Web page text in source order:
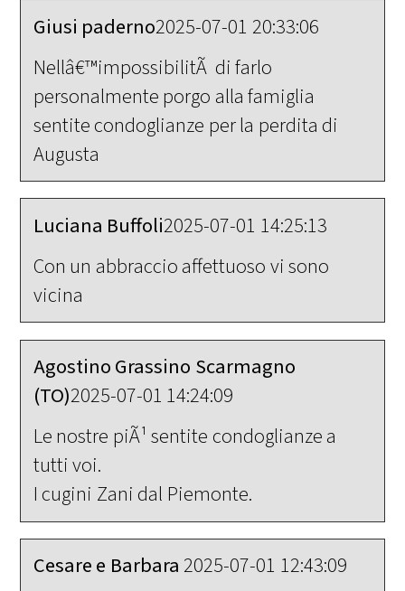
Giusi paderno2025-07-01 20:33:06
Nellâ€™impossibilitÃ di farlo
personalmente porgo alla famiglia
sentite condoglianze per la perdita di
Augusta
Luciana Buffoli2025-07-01 14:25:13
Con un abbraccio affettuoso vi sono
vicina
Agostino Grassino Scarmagno
(TO)2025-07-01 14:24:09
Le nostre piÃ¹ sentite condoglianze a
tutti voi.
I cugini Zani dal Piemonte.
Cesare e Barbara 2025-07-01 12:43:09